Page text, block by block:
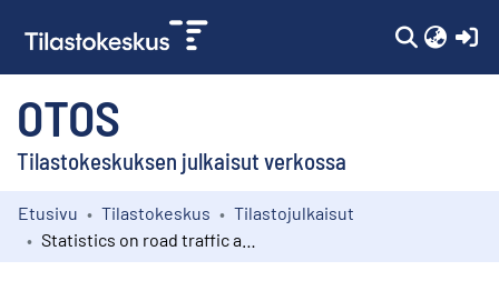
OTOS
Tilastokeskuksen julkaisut verkossa
Kokoelmat
Etusivu Tilastokeskus
Tilastojulkaisut